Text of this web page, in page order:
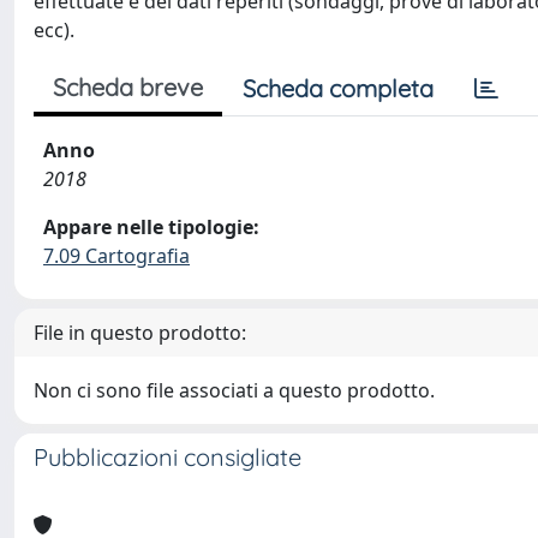
ecc).
Scheda breve Scheda completa
Anno
2018
Appare nelle tipologie:
7.09 Cartografia
File in questo prodotto:
Non ci sono file associati a questo prodotto.
Pubblicazioni consigliate